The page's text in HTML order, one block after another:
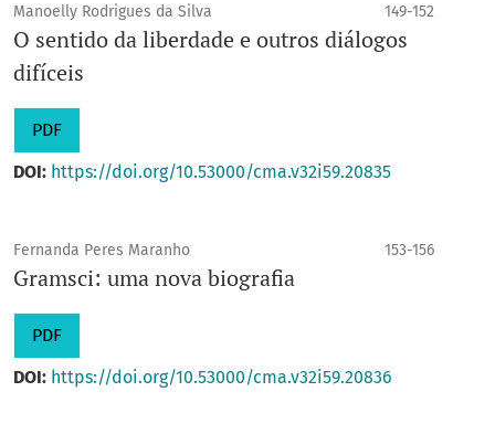
Manoelly Rodrigues da Silva 149-152
O sentido da liberdade e outros diálogos
difíceis
PDF
DOI: https://doi.org/10.53000/cma.v32i59.20835
Fernanda Peres Maranho 153-156
Gramsci: uma nova biografia
PDF
DOI: https://doi.org/10.53000/cma.v32i59.20836